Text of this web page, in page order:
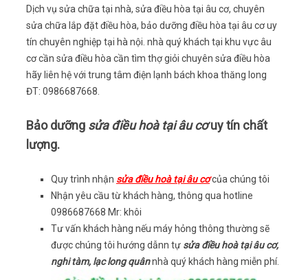
Dịch vụ sửa chữa tại nhà, sửa điều hòa tại âu cơ, chuyên
sửa chữa lắp đặt điều hòa, bảo dưỡng điều hòa tại âu cơ uy
tín chuyên nghiệp tại hà nội. nhà quý khách tại khu vực âu
cơ cần sửa điều hòa cần tìm thợ giỏi chuyên sửa điều hòa
hãy liên hệ với trung tâm điện lạnh bách khoa thăng long
ĐT: 0986687668.
Bảo dưỡng sửa điều hoà tại âu cơuy tín chất
lượng.
Quy trình nhận sửa điều hoà tại âu cơcủa chúng tôi
Nhận yêu cầu từ khách hàng, thông qua hotline
0986687668 Mr: khôi
Tư vấn khách hàng nếu máy hỏng thông thường sẽ
được chúng tôi hướng dẫnn tự sửa điều hoà tại âu cơ,
nghi tàm, lạc long quânnhà quý khách hàng miễn phí.